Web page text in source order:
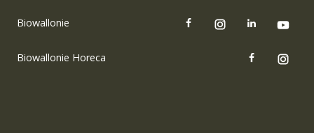
Biowallonie
Biowallonie Horeca